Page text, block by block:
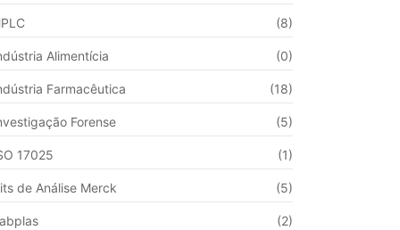
(8)
Alimentícia (0)
Farmacêutica (18)
Forense (5)
17025 (1)
de Análise Merck (5)
(2)